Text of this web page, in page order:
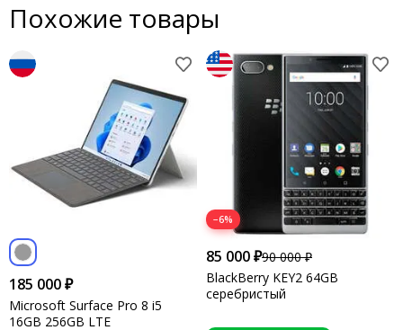
Похожие товары
185 000 ₽
Microsoft Surface Pro 8 i5
16GB 256GB LTE
−6%
85 000 ₽90 000 ₽
BlackBerry KEY2 64GB
серебристый